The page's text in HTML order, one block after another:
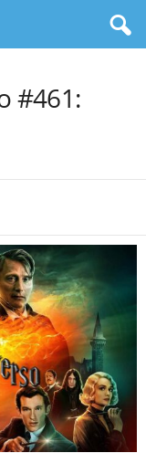
#461: